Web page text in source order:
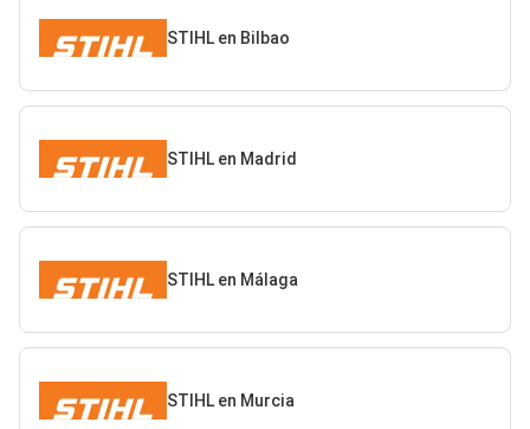
STIHL en Bilbao
STIHL en Madrid
STIHL en Málaga
STIHL en Murcia